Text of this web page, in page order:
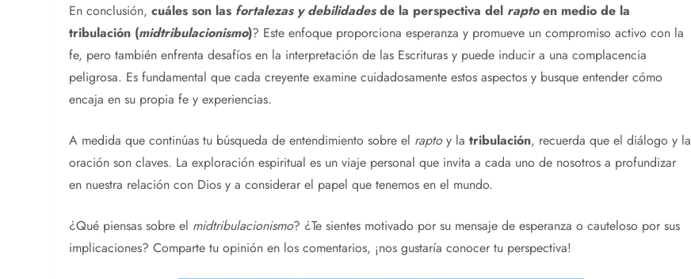
En conclusión,cuáles son las fortalezas y debilidadesde la perspectiva del raptoen medio de la
tribulación (midtribulacionismo)? Este enfoque proporciona esperanza y promueve un compromiso activo con la
fe, pero también enfrenta desafíos en la interpretación de las Escrituras y puede inducir a una complacencia
peligrosa. Es fundamental que cada creyente examine cuidadosamente estos aspectos y busque entender cómo
encaja en su propia fe y experiencias.
A medida que continúas tu búsqueda de entendimiento sobre el raptoy latribulación, recuerda que el diálogo y la
oración son claves. La exploración espiritual es un viaje personal que invita a cada uno de nosotros a profundizar
en nuestra relación con Dios y a considerar el papel que tenemos en el mundo.
¿Qué piensas sobre el midtribulacionismo? ¿Te sientes motivado por su mensaje de esperanza o cauteloso por sus
implicaciones? Comparte tu opinión en los comentarios, ¡nos gustaría conocer tu perspectiva!